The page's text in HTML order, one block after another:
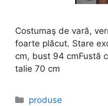
Costumaş de vară,
foarte plăcut. Stare
cm, bust 94 cmFustă
talie 70 cm
Categories
produse